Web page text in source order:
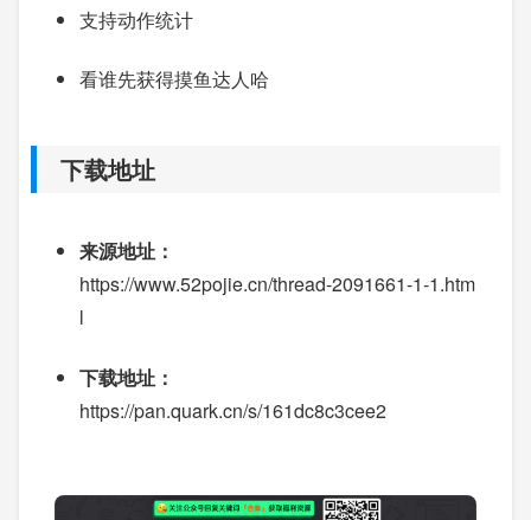
支持动作统计
看谁先获得摸鱼达人哈
下载地址
来源地址：
https://www.52pojie.cn/thread-2091661-1-1.htm
l
下载地址：
https://pan.quark.cn/s/161dc8c3cee2